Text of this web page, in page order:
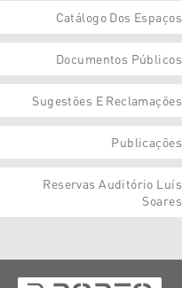
Catálogo Dos Espaços
Documentos Públicos
Sugestões E Reclamações
Publicações
Reservas Auditório Luís
Soares